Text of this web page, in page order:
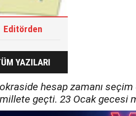
Editörden
YAZILARI
hesap zamanı
geçti. 23 Ocak gecesi